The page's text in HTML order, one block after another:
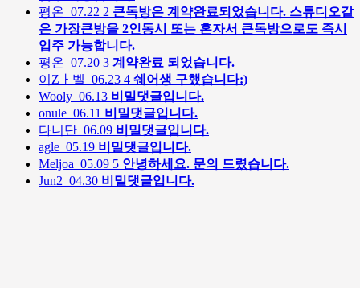
평온 07.22 2 큰독방은 계약완료되었습니다. 스튜디오같
은 가장큰방을 2인동시 또는 혼자서 큰독방으로도 즉시
입주 가능합니다.
평온 07.20 3 계약완료 되었습니다.
이Zㅏ벨 06.23 4 쉐어생 구했습니다:)
Wooly 06.13 비밀댓글입니다.
onule 06.11 비밀댓글입니다.
다니단 06.09 비밀댓글입니다.
agle 05.19 비밀댓글입니다.
Meljoa 05.09 5 안녕하세요. 문의 드렸습니다.
Jun2 04.30 비밀댓글입니다.